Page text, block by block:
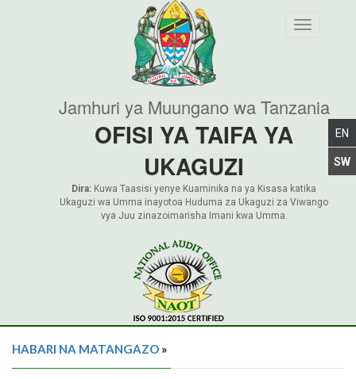
Toggle
Jamhuri ya Muungano wa Tanzania
OFISI YA TAIFA YA
UKAGUZI
Dira: Kuwa Taasisi yenye Kuaminika na ya Kisasa katika
Ukaguzi wa Umma inayotoa Huduma za Ukaguzi za Viwango
vya Juu zinazoimarisha Imani kwa Umma.
HABARI NA MATANGAZO »